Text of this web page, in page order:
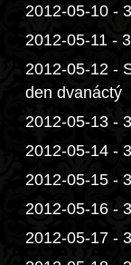
2012-05-10 -
2012-05-11 -
2012-05-12 -
den dvanáctý
2012-05-13 -
2012-05-14 -
2012-05-15 -
2012-05-16 -
2012-05-17 -